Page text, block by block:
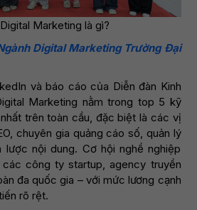
Marketing là gì?
Digital Marketing Trường Đại
và báo cáo của Diễn đàn Kinh
Marketing nằm trong top 5 kỹ
trên toàn cầu, đặc biệt là các vị
chuyên gia quảng cáo số, quản lý
lược nội dung. Cơ hội nghề nghiệp
công ty startup, agency truyền
đa quốc gia – với mức lương cạnh
rõ rệt.